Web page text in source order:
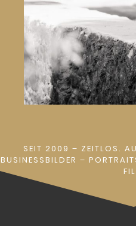
SEIT 2009 – ZEITLOS.
BUSINESSBILDER –